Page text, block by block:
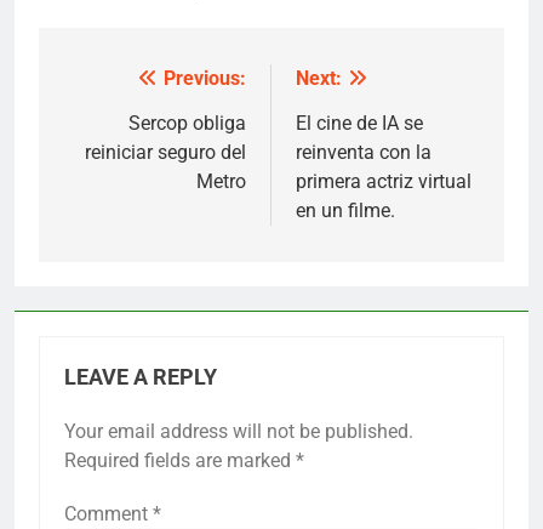
navigation
Previous:
Sercop obliga
reiniciar seguro del
Metro
Next:
El cine de IA se
reinventa con la
primera actriz virtual
en un filme.
LEAVE A REPLY
Your email address will not be published.
Required fields are marked *
Comment *